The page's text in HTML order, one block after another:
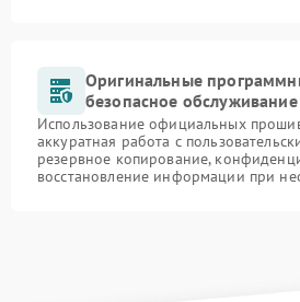
Оригинальные
безопасное
Использование официальных
аккуратная работа с
резервное копирование,
восстановление информации при